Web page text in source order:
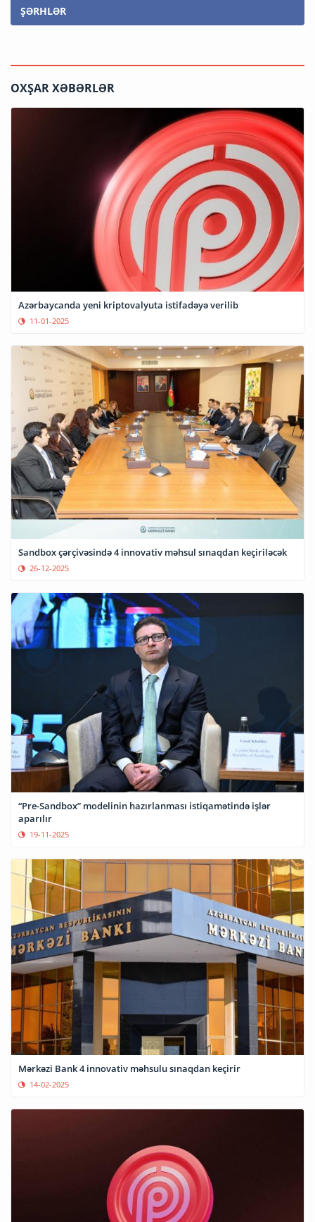
ŞƏRHLƏR
OXŞAR XƏBƏRLƏR
Azərbaycanda yeni kriptovalyuta istifadəyə verilib
11-01-2025
Sandbox çərçivəsində 4 innovativ məhsul sınaqdan keçiriləcək
26-12-2025
“Pre-Sandbox” modelinin hazırlanması istiqamətində işlər
aparılır
19-11-2025
Mərkəzi Bank 4 innovativ məhsulu sınaqdan keçirir
14-02-2025